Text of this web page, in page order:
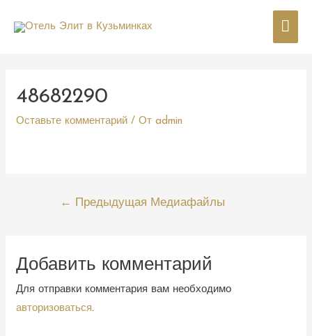
48682290
Оставьте комментарий / Отadmin
Навигация
← Предыдущая Медиафайлы
Добавить комментарий
Для отправки комментария вам необходимо
авторизоваться.